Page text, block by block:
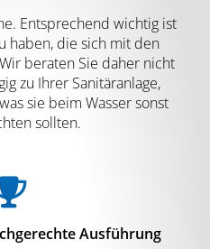
Entsprechend wichtig ist
haben, die sich mit den
beraten Sie daher nicht
zu Ihrer Sanitäranlage,
sie beim Wasser sonst
sollten.
Ausführung